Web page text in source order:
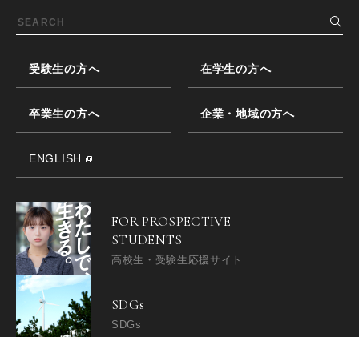
受験生の方へ 在学生の方へ
卒業生の方へ 企業・地域の方へ
ENGLISH
FOR PROSPECTIVE
STUDENTS
高校生・受験生応援サイト
SDGs
SDGs